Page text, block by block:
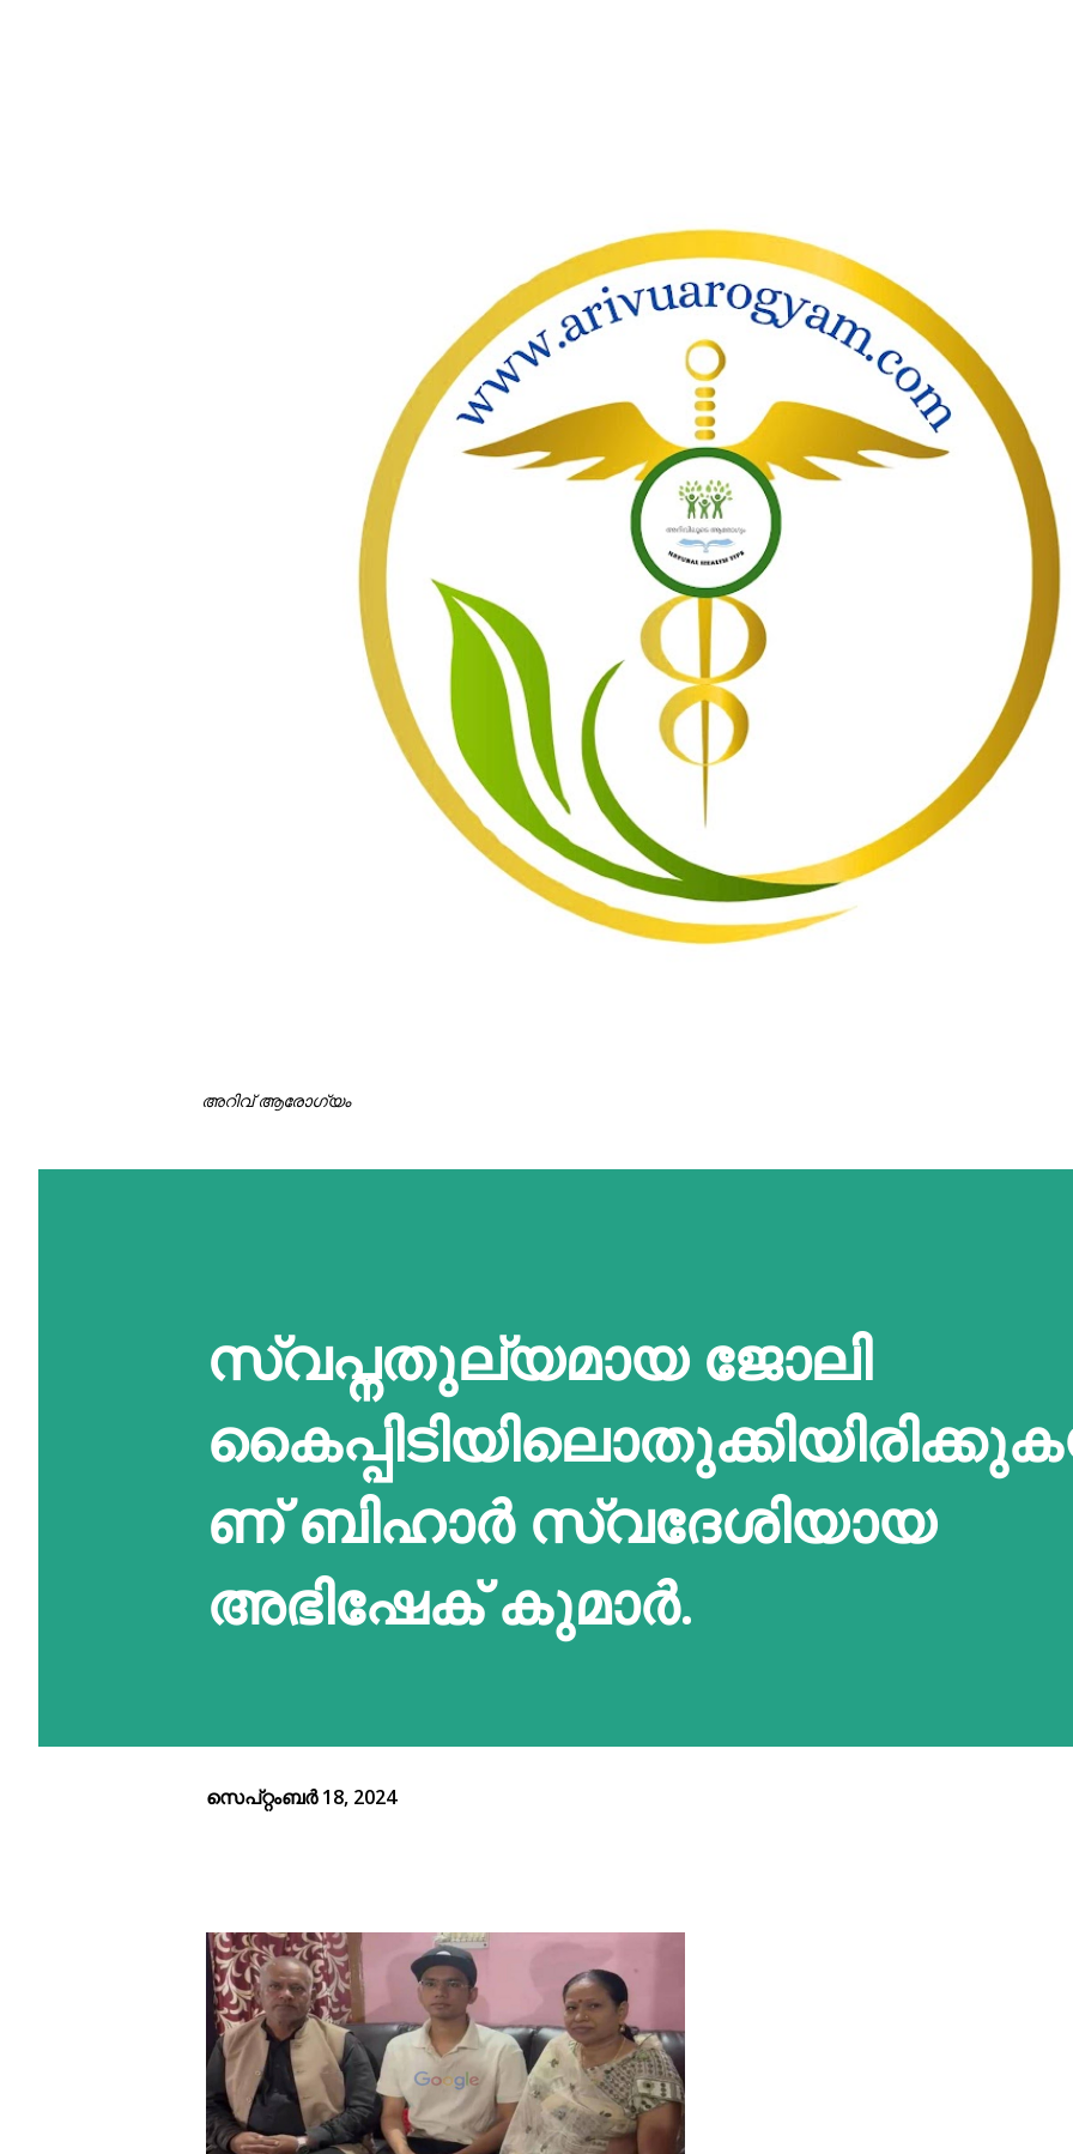
അറിവ് ആരോഗ്യം
സ്വപ്നതുല്യമായ ജോലി
ണ് ബിഹാർ സ്വദേശിയായ
അഭിഷേക് കുമാർ.
സെപ്റ്റംബർ 18, 2024